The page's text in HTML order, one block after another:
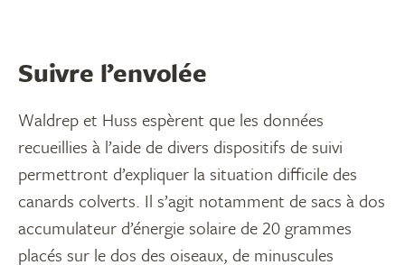
Suivre l’envolée
Waldrep et Huss espèrent que les données
recueillies à l’aide de divers dispositifs de suivi
permettront d’expliquer la situation difficile des
canards colverts. Il s’agit notamment de sacs à dos
accumulateur d’énergie solaire de 20 grammes
placés sur le dos des oiseaux, de minuscules